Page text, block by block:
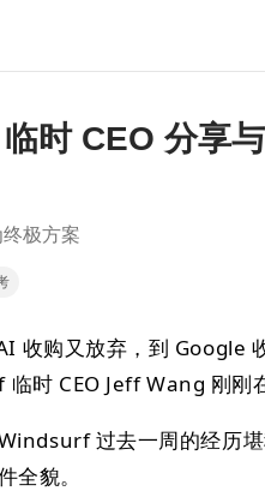
时 CEO 分享
极方案
收购又放弃，到 Google
时 CEO Jeff Wang 刚刚
过去一周的经历
全貌。